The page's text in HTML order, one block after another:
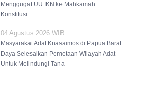
Menggugat UU IKN ke Mahkamah
Konstitusi
04 Agustus 2026 WIB
Masyarakat Adat Knasaimos di Papua Barat
Daya Selesaikan Pemetaan Wilayah Adat
Untuk Melindungi Tana